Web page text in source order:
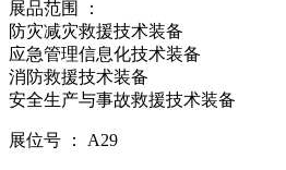
展品范围 ：
防灾减灾救援技术装备
应急管理信息化技术装备
消防救援技术装备
安全生产与事故救援技术装备
展位号 ： A29